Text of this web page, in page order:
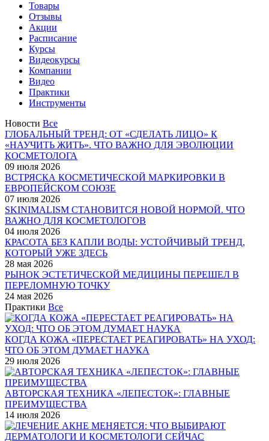
Товары
Отзывы
Акции
Расписание
Курсы
Видеокурсы
Компании
Видео
Практики
Инструменты
Новости Все
ГЛОБАЛЬНЫЙ ТРЕНД: ОТ «СДЕЛАТЬ ЛИЦО» К
«НАУЧИТЬ ЖИТЬ». ЧТО ВАЖНО ДЛЯ ЭВОЛЮЦИИ
КОСМЕТОЛОГА
09 июля 2026
ВСТРЯСКА КОСМЕТИЧЕСКОЙ МАРКИРОВКИ В
ЕВРОПЕЙСКОМ СОЮЗЕ
07 июля 2026
SKINIMALISM СТАНОВИТСЯ НОВОЙ НОРМОЙ. ЧТО
ВАЖНО ДЛЯ КОСМЕТОЛОГОВ
04 июля 2026
КРАСОТА БЕЗ КАПЛИ ВОДЫ: УСТОЙЧИВЫЙ ТРЕНД,
КОТОРЫЙ УЖЕ ЗДЕСЬ
28 мая 2026
РЫНОК ЭСТЕТИЧЕСКОЙ МЕДИЦИНЫ ПЕРЕШЕЛ В
ПЕРЕЛОМНУЮ ТОЧКУ
24 мая 2026
Практики Все
КОГДА КОЖА «ПЕРЕСТАЕТ РЕАГИРОВАТЬ» НА УХОД:
ЧТО ОБ ЭТОМ ДУМАЕТ НАУКА
29 июля 2026
АВТОРСКАЯ ТЕХНИКА «ЛЕПЕСТОК»: ГЛАВНЫЕ
ПРЕИМУЩЕСТВА
14 июля 2026